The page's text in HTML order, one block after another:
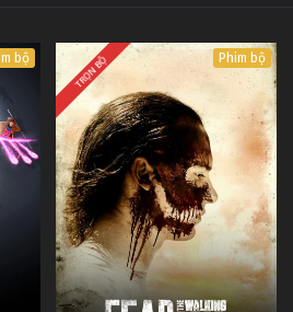
Thương Khung Ngoại Truyện Tập 62
Khung Ngoại Truyện Tập 61
Thương Khung Ngoại Truyện Tập 60
Khung Ngoại Truyện Tập 59
bộ TRỌN BỘ Phim bộ